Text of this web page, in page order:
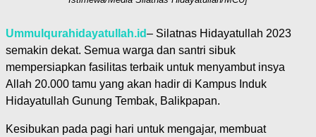
Ummulqurahidayatullah.id– Silatnas Hidayatullah 2023
semakin dekat. Semua warga dan santri sibuk
mempersiapkan fasilitas terbaik untuk menyambut insya
Allah 20.000 tamu yang akan hadir di Kampus Induk
Hidayatullah Gunung Tembak, Balikpapan.
Kesibukan pada pagi hari untuk mengajar, membuat